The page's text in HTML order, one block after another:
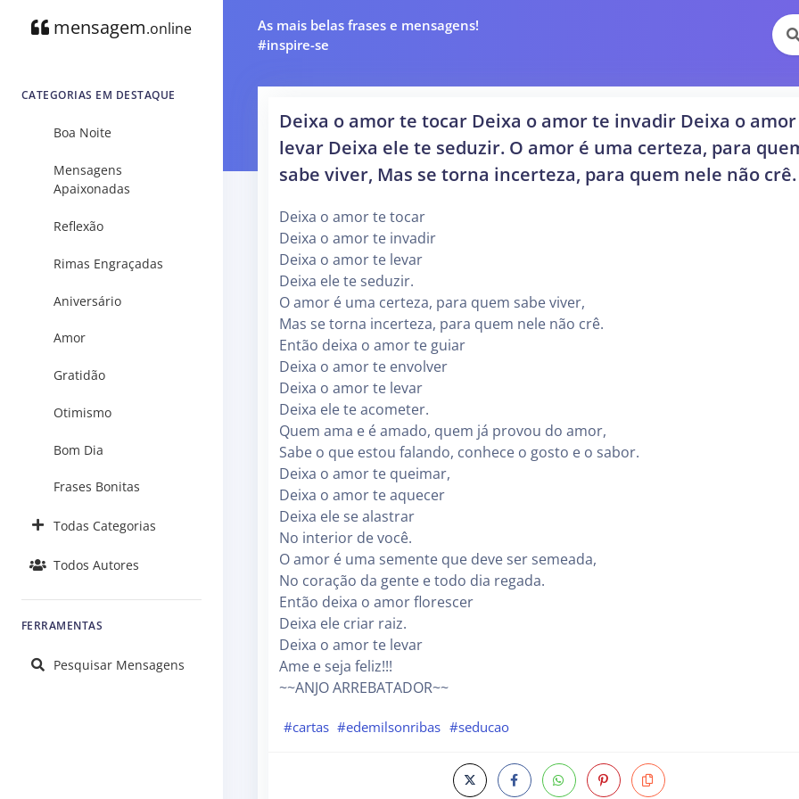
mensagem.online
CATEGORIAS EM DESTAQUE
Boa Noite
Mensagens
Apaixonadas
Reflexão
Rimas Engraçadas
Aniversário
Amor
Gratidão
Otimismo
Bom Dia
Frases Bonitas
Todas Categorias
Todos Autores
FERRAMENTAS
Pesquisar Mensagens
As mais belas frases e mensagens!
#inspire-se
Deixa o amor te tocar Deixa o amor te invadir Deixa o
levar Deixa ele te seduzir. O amor é uma certeza, para
sabe viver, Mas se torna incerteza, para quem nele não crê.
Deixa o amor te tocar
Deixa o amor te invadir
Deixa o amor te levar
Deixa ele te seduzir.
O amor é uma certeza, para quem sabe viver,
Mas se torna incerteza, para quem nele não crê.
Então deixa o amor te guiar
Deixa o amor te envolver
Deixa o amor te levar
Deixa ele te acometer.
Quem ama e é amado, quem já provou do amor,
Sabe o que estou falando, conhece o gosto e o sabor.
Deixa o amor te queimar,
Deixa o amor te aquecer
Deixa ele se alastrar
No interior de você.
O amor é uma semente que deve ser semeada,
No coração da gente e todo dia regada.
Então deixa o amor florescer
Deixa ele criar raiz.
Deixa o amor te levar
Ame e seja feliz!!!
~~ANJO ARREBATADOR~~
#cartas #edemilsonribas #seducao